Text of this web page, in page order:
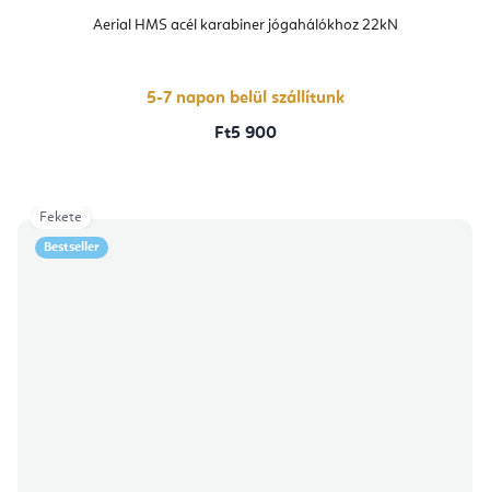
Aerial HMS acél karabiner jógahálókhoz 22kN
5-7 napon belül szállítunk
Ft5 900
Bestseller
Fekete